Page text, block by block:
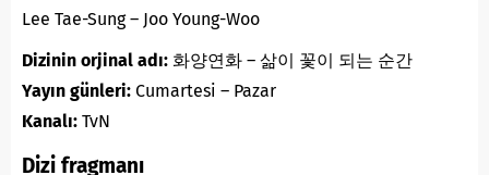
Lee Tae-Sung – Joo Young-Woo
Dizinin orjinal adı: 화양연화 – 삶이 꽃이 되는 순간
Yayın günleri: Cumartesi – Pazar
Kanalı: TvN
Dizi fragmanı